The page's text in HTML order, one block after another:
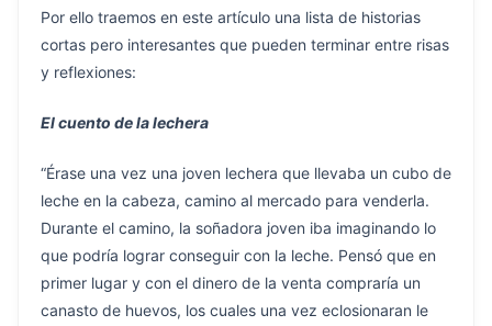
Por ello traemos en este artículo una lista de historias
cortas pero interesantes que pueden terminar entre risas
y reflexiones:
El cuento de la lechera
“Érase una vez una joven lechera que llevaba un cubo de
leche en la cabeza, camino al mercado para venderla.
Durante el camino, la soñadora joven iba imaginando lo
que podría lograr conseguir con la leche. Pensó que en
primer lugar y con el dinero de la venta compraría un
canasto de huevos, los cuales una vez eclosionaran le